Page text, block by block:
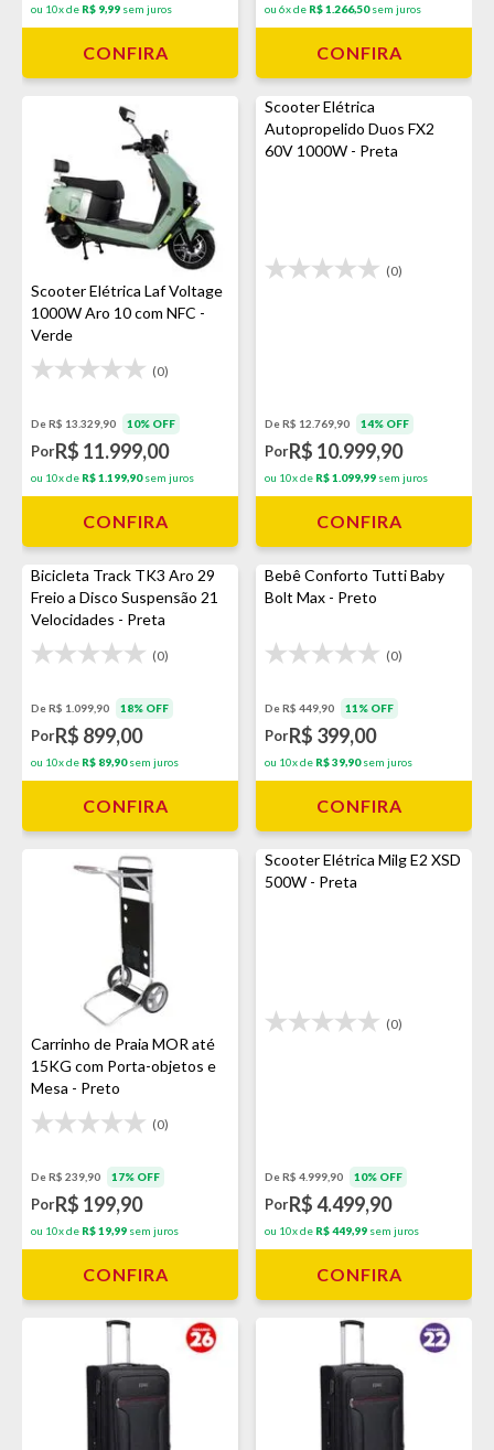
ou 10x de R$ 9,99 sem juros
CONFIRA
ou 6x de R$ 1.266,50sem juros
CONFIRA
Scooter Elétrica Laf Voltage
1000W Aro 10 com NFC -
Verde
(0)
De R$ 13.329,90 10% OFF
PorR$ 11.999,00
ou 10x de R$ 1.199,90sem juros
CONFIRA
Scooter Elétrica
Autopropelido Duos FX2
60V 1000W - Preta
(0)
De R$ 12.769,90 14% OFF
PorR$ 10.999,90
ou 10x de R$ 1.099,99 sem juros
CONFIRA
Bicicleta Track TK3 Aro 29
Freio a Disco Suspensão 21
Velocidades - Preta
(0)
De R$ 1.099,90 18% OFF
PorR$ 899,00
ou 10x de R$ 89,90sem juros
CONFIRA
Bebê Conforto Tutti Baby
Bolt Max - Preto
(0)
De R$ 449,90 11% OFF
PorR$ 399,00
ou 10x de R$ 39,90sem juros
CONFIRA
Carrinho de Praia MOR até
15KG com Porta-objetos e
Mesa - Preto
(0)
De R$ 239,90 17% OFF
PorR$ 199,90
ou 10x de R$ 19,99 sem juros
CONFIRA
Scooter Elétrica Milg E2 XSD
500W - Preta
(0)
De R$ 4.999,90 10% OFF
PorR$ 4.499,90
ou 10x de R$ 449,99 sem juros
CONFIRA